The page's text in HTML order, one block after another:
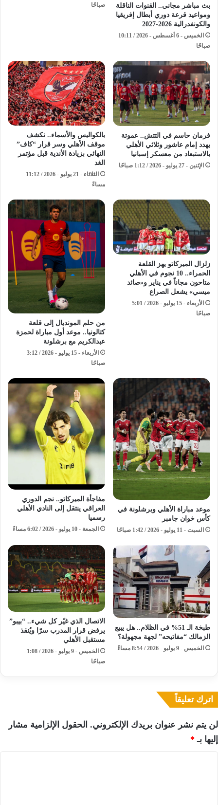
بث مباشر مجاني.. القنوات الناقلة
ومواعيد قرعة دوري أبطال إفريقيا
والكونفدرالية 2026-2027
الخميس - 6 أغسطس - 2026 / 10:11
صباحًا
صباحًا
فرمان حاسم في التتش.. عموتة
يهدد إمام عاشور وثلاثي الأهلي
بالاستبعاد من معسكر إسبانيا
الإثنين - 27 يوليو - 2026 / 1:12 صباحًا
بالكواليس والأسماء.. نكشف
موقف الأهلي وسر قرار “كاف”
النهائي بزيادة الأندية قبل مؤتمر
الغد
الثلاثاء - 21 يوليو - 2026 / 11:12
مساءً
زلزال الميركاتو يهز القلعة
الحمراء.. 10 نجوم في الأهلي
متاحون مجاناً في يناير و«صائد
ميسي» يشعل الصراع
الأربعاء - 15 يوليو - 2026 / 5:01
صباحًا
من حلم المونديال إلى قلعة
كتالونيا.. موعد أول مباراة لحمزة
عبدالكريم مع برشلونة
الأربعاء - 15 يوليو - 2026 / 3:12
صباحًا
موعد مباراة الأهلي وبرشلونة في
كأس خوان جامبر
السبت - 11 يوليو - 2026 / 1:42 صباحًا
مفاجأة الميركاتو.. نجم الدوري
العراقي ينتقل إلى النادي الأهلي
رسميا
الجمعة - 10 يوليو - 2026 / 6:02 مساءً
طبخة الـ 51% في الظلام.. هل يبيع
الزمالك “مفاتيحه” لجهة مجهولة؟
الخميس - 9 يوليو - 2026 / 8:54 مساءً
الاتصال الذي غيّر كل شيء.. “بيبو”
يرفض قرار المدرب سرًا ويُنقذ
مستقبل الأهلي
الخميس - 9 يوليو - 2026 / 1:08
صباحًا
اترك تعليقاً
لن يتم نشر عنوان بريدك الإلكتروني. الحقول الإلزامية مشار
إليها بـ *